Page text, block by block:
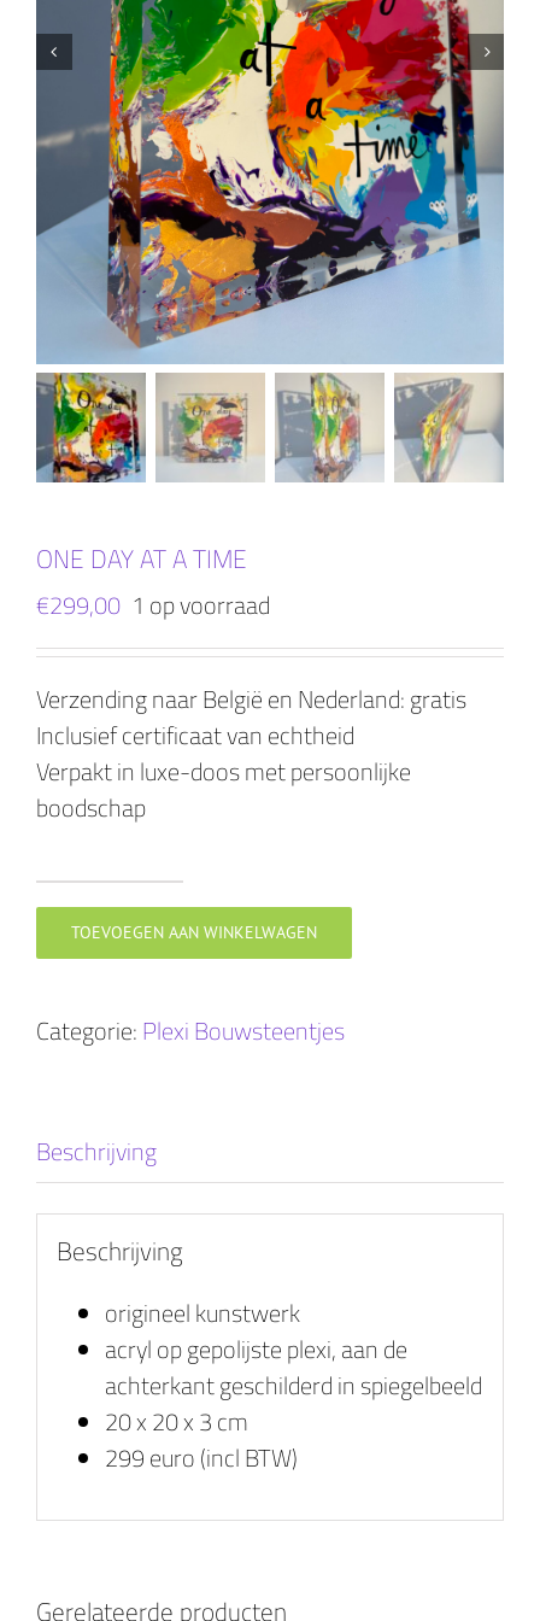
ONE DAY AT A TIME
€299,00 1 op voorraad
Verzending naar België en Nederland: gratis
Inclusief certificaat van echtheid
Verpakt in luxe-doos met persoonlijke
boodschap
ONE
DAY
AT
TIME
TOEVOEGEN AAN WINKELWAGEN
Categorie:Plexi Bouwsteentjes
Beschrijving
Beschrijving
origineel kunstwerk
acryl op gepolijste plexi, aan de
achterkant geschilderd in spiegelbeeld
20 x 20 x 3 cm
299 euro (incl BTW)
Gerelateerde producten